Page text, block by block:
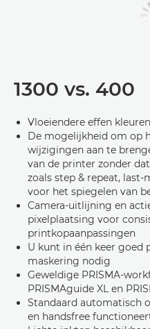
1300 vs. 400
Vloeiendere effen
De mogelijkheid om op
wijzigingen aan te
van de printer zonder
zoals step & repeat,
voor het spiegelen van
Camera-uitlijning en
pixelplaatsing voor
printkopaanpassingen
U kunt in één keer goed
maskering nodig
Geweldige PRISMA-
PRISMAguide XL en
Standaard automatisch
en handsfree